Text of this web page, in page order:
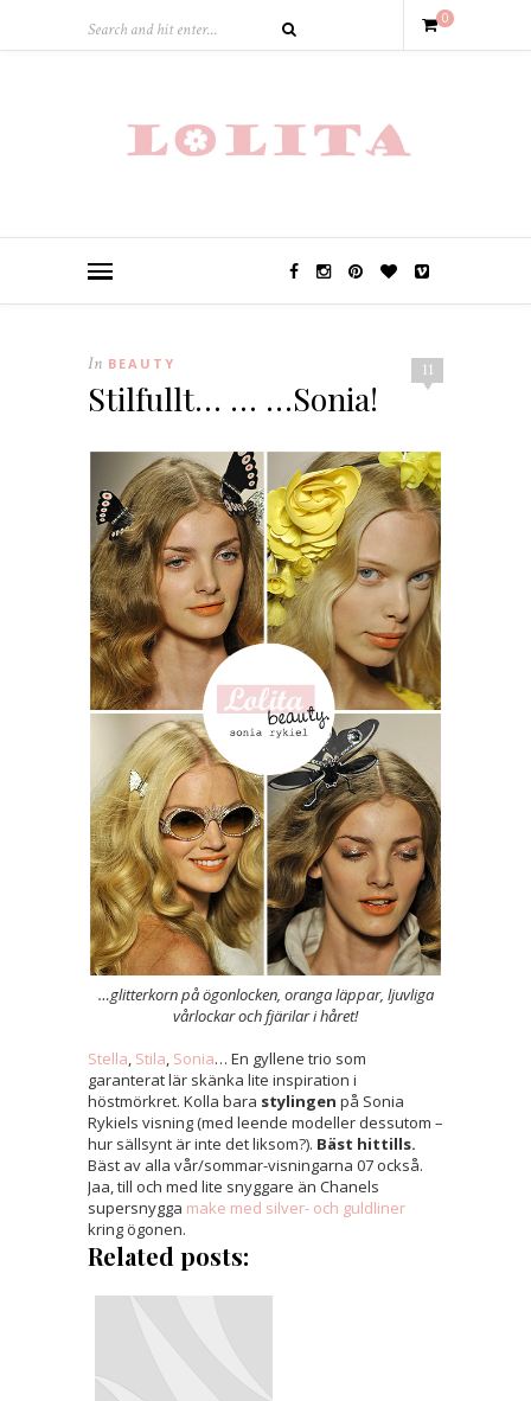
0
11
In BEAUTY
Stilfullt… … …Sonia!
…glitterkorn på ögonlocken, oranga läppar, ljuvliga
vårlockar och fjärilar i håret!
Stella, Stila, Sonia… En gyllene trio som
garanterat lär skänka lite inspiration i
höstmörkret. Kolla bara stylingen på Sonia
Rykiels visning (med leende modeller dessutom –
hur sällsynt är inte det liksom?). Bäst hittills.
Bäst av alla vår/sommar-visningarna 07 också.
Jaa, till och med lite snyggare än Chanels
supersnygga make med silver- och guldliner
kring ögonen.
Related posts: